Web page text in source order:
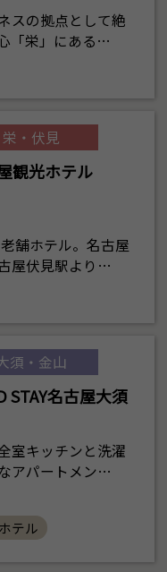
スの拠点として絶
「栄」にある…
栄・伏見
観光ホテル
舗ホテル。名古屋
屋伏見駅より…
須・金山
STAY名古屋大須
室キッチンと洗濯
アパートメン…
テル